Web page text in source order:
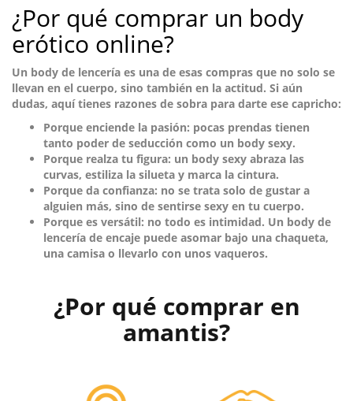
¿Por qué comprar un body
erótico online?
Un body de lencería es una de esas compras que no solo se
llevan en el cuerpo, sino también en la actitud. Si aún
dudas, aquí tienes razones de sobra para darte ese capricho:
Porque enciende la pasión: pocas prendas tienen
tanto poder de seducción como un body sexy.
Porque realza tu figura: un body sexy abraza las
curvas, estiliza la silueta y marca la cintura.
Porque da confianza: no se trata solo de gustar a
alguien más, sino de sentirse sexy en tu cuerpo.
Porque es versátil: no todo es intimidad. Un body de
lencería de encaje puede asomar bajo una chaqueta,
una camisa o llevarlo con unos vaqueros.
¿Por qué comprar en
amantis?